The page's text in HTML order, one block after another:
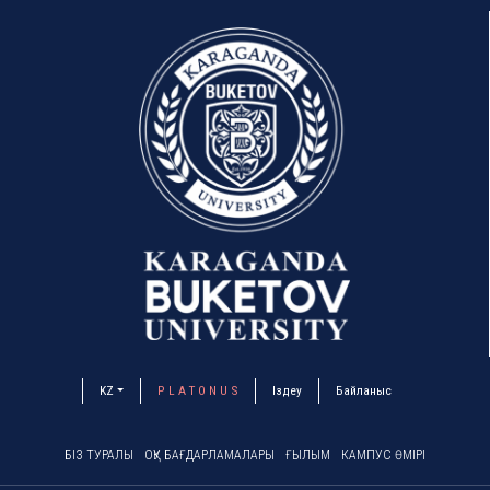
KZ P L A T O N U S Іздеу Байланыс
БІЗ ТУРАЛЫ ОҚУ БАҒДАРЛАМАЛАРЫ ҒЫЛЫМ КАМПУС ӨМІРІ